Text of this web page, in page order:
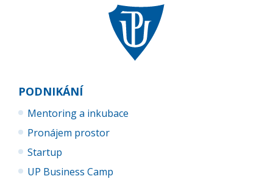
PODNIKÁNÍ
Mentoring a inkubace
Pronájem prostor
Startup
UP Business Camp